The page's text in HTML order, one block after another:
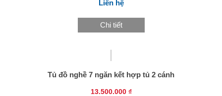
Liên hệ
Chi tiết
Tủ đồ nghề 7 ngăn kết hợp tủ 2 cánh
13.500.000 ₫